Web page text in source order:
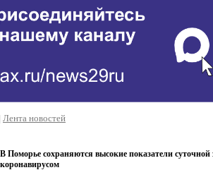
Лента новостей
В Поморье сохраняются высокие показатели суточной
коронавирусом